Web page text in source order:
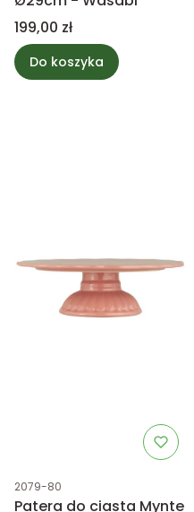
Cena
199,00 zł
Do koszyka
Kod produktu
2079-80
Patera do ciasta Mynte